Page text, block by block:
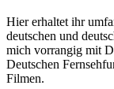
Hier erhaltet ihr
deutschen und
mich vorrangig mit
Deutschen
Filmen.